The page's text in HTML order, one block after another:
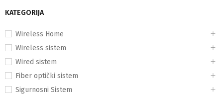
KATEGORIJA
Wireless Home
Wireless sistem
Wired sistem
Fiber optički sistem
Sigurnosni Sistem